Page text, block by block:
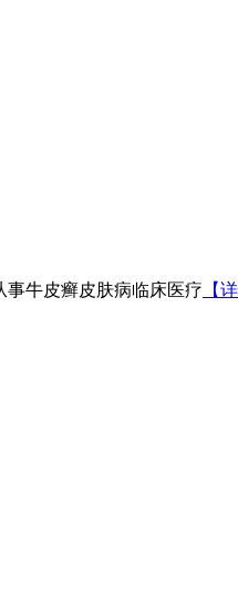
事牛皮癣皮肤病临床医疗 【